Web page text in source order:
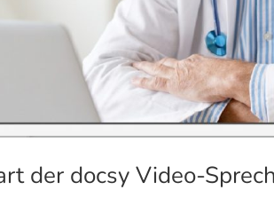
der docsy Video-